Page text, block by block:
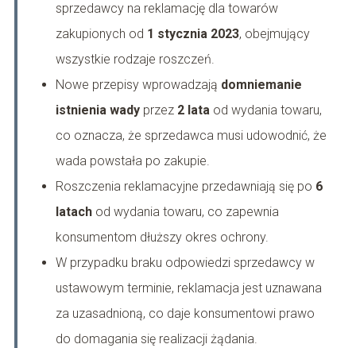
sprzedawcy na reklamację dla towarów
zakupionych od 1 stycznia 2023, obejmujący
wszystkie rodzaje roszczeń.
Nowe przepisy wprowadzają domniemanie
istnienia wadyprzez 2 lataod wydania towaru,
co oznacza, że sprzedawca musi udowodnić, że
wada powstała po zakupie.
Roszczenia reklamacyjne przedawniają się po 6
latachod wydania towaru, co zapewnia
konsumentom dłuższy okres ochrony.
W przypadku braku odpowiedzi sprzedawcy w
ustawowym terminie, reklamacja jest uznawana
za uzasadnioną, co daje konsumentowi prawo
do domagania się realizacji żądania.